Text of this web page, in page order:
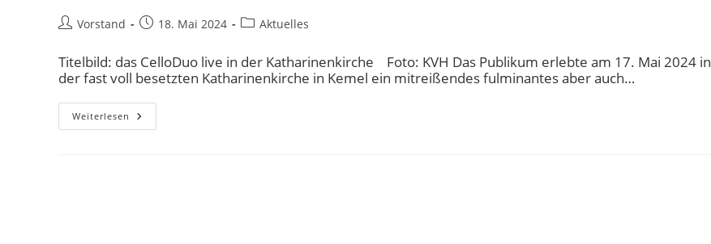
Vorstand 18. Mai 2024 Aktuelles
Titelbild: das CelloDuo live in der Katharinenkirche Foto: KVH Das Publikum erlebte am 17. Mai 2024 in
der fast voll besetzten Katharinenkirche in Kemel ein mitreißendes fulminantes aber auch…
Weiterlesen